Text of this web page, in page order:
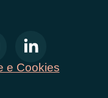
e Cookies